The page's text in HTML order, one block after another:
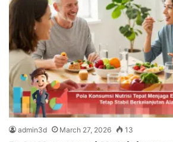
admin3d March 27, 2026 13